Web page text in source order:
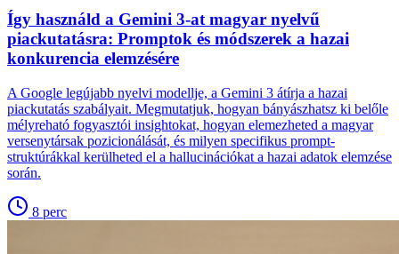
Így használd a Gemini 3-at magyar nyelvű
piackutatásra: Promptok és módszerek a hazai
konkurencia elemzésére
A Google legújabb nyelvi modellje, a Gemini 3 átírja a hazai
piackutatás szabályait. Megmutatjuk, hogyan bányászhatsz ki belőle
mélyreható fogyasztói insightokat, hogyan elemezheted a magyar
versenytársak pozicionálását, és milyen specifikus prompt-
struktúrákkal kerülheted el a hallucinációkat a hazai adatok elemzése
során.
8 perc